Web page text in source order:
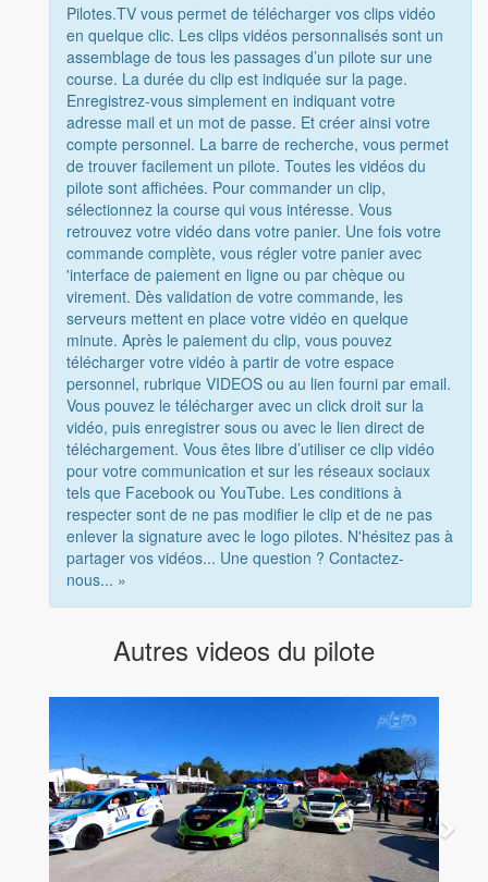
Pilotes.TV vous permet de télécharger vos clips vidéo
en quelque clic. Les clips vidéos personnalisés sont un
assemblage de tous les passages d’un pilote sur une
course. La durée du clip est indiquée sur la page.
Enregistrez-vous simplement en indiquant votre
adresse mail et un mot de passe. Et créer ainsi votre
compte personnel. La barre de recherche, vous permet
de trouver facilement un pilote. Toutes les vidéos du
pilote sont affichées. Pour commander un clip,
sélectionnez la course qui vous intéresse. Vous
retrouvez votre vidéo dans votre panier. Une fois votre
commande complète, vous régler votre panier avec
'interface de paiement en ligne ou par chèque ou
virement. Dès validation de votre commande, les
serveurs mettent en place votre vidéo en quelque
minute. Après le paiement du clip, vous pouvez
télécharger votre vidéo à partir de votre espace
personnel, rubrique VIDEOS ou au lien fourni par email.
Vous pouvez le télécharger avec un click droit sur la
vidéo, puis enregistrer sous ou avec le lien direct de
téléchargement. Vous êtes libre d’utiliser ce clip vidéo
pour votre communication et sur les réseaux sociaux
tels que Facebook ou YouTube. Les conditions à
respecter sont de ne pas modifier le clip et de ne pas
enlever la signature avec le logo pilotes. N'hésitez pas à
partager vos vidéos... Une question ? Contactez-
nous... »
Autres videos du pilote